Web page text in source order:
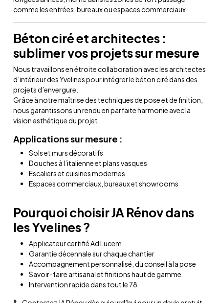
comme les entrées, bureaux ou espaces commerciaux.
Béton ciré et architectes :
sublimer vos projets sur mesure
Nous travaillons en étroite collaboration avec les architectes
d’intérieur des Yvelines pour intégrer le béton ciré dans des
projets d’envergure.
Grâce à notre maîtrise des techniques de pose et de finition,
nous garantissons un rendu en parfaite harmonie avec la
vision esthétique du projet.
Applications sur mesure :
Sols et murs décoratifs
Douches à l’italienne et plans vasques
Escaliers et cuisines modernes
Espaces commerciaux, bureaux et showrooms
Pourquoi choisir JA Rénov dans
les Yvelines ?
Applicateur certifié Ad Lucem
Garantie décennale sur chaque chantier
Accompagnement personnalisé, du conseil à la pose
Savoir-faire artisanal et finitions haut de gamme
Intervention rapide dans tout le 78